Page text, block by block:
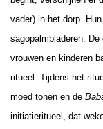
vader) in het dorp.
sagopalmbladeren.
vrouwen en kinderen
ritueel. Tijdens het
moed tonen en de
initiatieritueel, dat